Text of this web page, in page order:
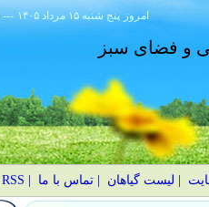
--- ۱۴۰۵ پنج شنبه ۱۵ مرداد امروز
و فضای سبز
لیست گیاهان |تماس با ما RSS